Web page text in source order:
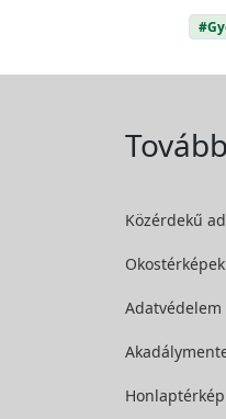
Közérdekű
Okostérképek
Adatvédelem
Honlaptérkép